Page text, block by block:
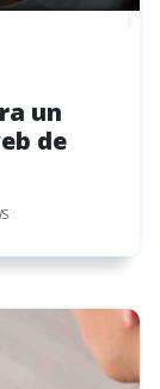
un
de